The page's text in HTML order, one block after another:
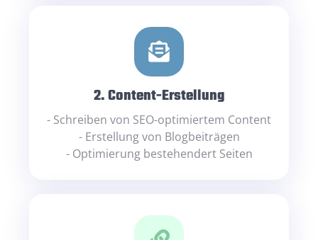
2. Content-Erstellung
- Schreiben von SEO-optimiertem Content
- Erstellung von Blogbeiträgen
- Optimierung bestehendert Seiten